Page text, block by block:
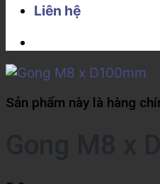
Liên hệ
Sản phẩm này là hàng